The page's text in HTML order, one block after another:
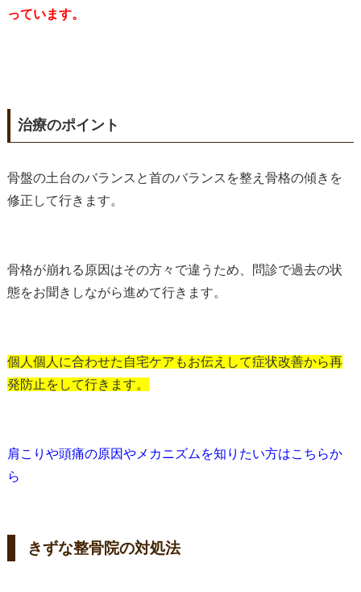
っています。
治療のポイント
骨盤の土台のバランスと首のバランスを整え骨格の傾きを
修正して行きます。
骨格が崩れる原因はその方々で違うため、問診で過去の状
態をお聞きしながら進めて行きます。
個人個人に合わせた自宅ケアもお伝えして症状改善から再
発防止をして行きます。
肩こりや頭痛の原因やメカニズムを知りたい方はこちらか
ら
きずな整骨院の対処法